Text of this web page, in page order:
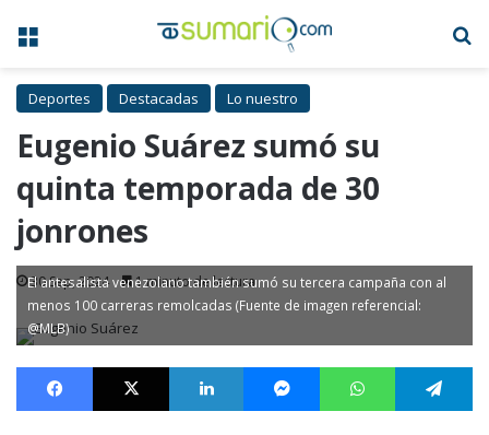
Menú
Deportes Destacadas Lo nuestro
Eugenio Suárez sumó su
quinta temporada de 30
jonrones
30 Sep, 2024 1 minuto de lectura
El antesalista venezolano también sumó su tercera campaña con al
menos 100 carreras remolcadas (Fuente de imagen referencial:
@MLB)
Facebook X LinkedIn MessengerWhatsApp